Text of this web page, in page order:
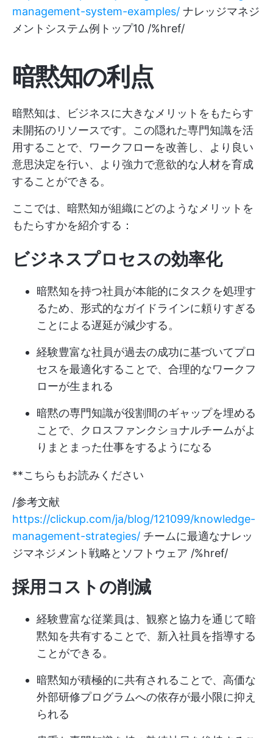
management-system-examples/ ナレッジマネジ
メントシステム例トップ10 /%href/
暗黙知の利点
暗黙知は、ビジネスに大きなメリットをもたらす
未開拓のリソースです。この隠れた専門知識を活
用することで、ワークフローを改善し、より良い
意思決定を行い、より強力で意欲的な人材を育成
することができる。
ここでは、暗黙知が組織にどのようなメリットを
もたらすかを紹介する：
ビジネスプロセスの効率化
暗黙知を持つ社員が本能的にタスクを処理す
るため、形式的なガイドラインに頼りすぎる
ことによる遅延が減少する。
経験豊富な社員が過去の成功に基づいてプロ
セスを最適化することで、合理的なワークフ
ローが生まれる
暗黙の専門知識が役割間のギャップを埋める
ことで、クロスファンクショナルチームがよ
りまとまった仕事をするようになる
**こちらもお読みください
/参考文献
https://clickup.com/ja/blog/121099/knowledge-
management-strategies/ チームに最適なナレッ
ジマネジメント戦略とソフトウェア /%href/
採用コストの削減
経験豊富な従業員は、観察と協力を通じて暗
黙知を共有することで、新入社員を指導する
ことができる。
暗黙知が積極的に共有されることで、高価な
外部研修プログラムへの依存が最小限に抑え
られる